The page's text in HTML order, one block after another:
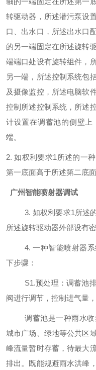
转驱动器，所述潜污泵设
口、出水口，所述出水口
的另一端固定在所述旋转
端端口处设有旋转组件，
另一端，所述控制系统包
及摄像监控，所述电脑软
控制所述控制系统，所述
计设置在调蓄池的侧壁上
端。
2.如权利要求1所述的一
第一底面高于所述第二底面
广州智能喷射器调试
3.如权利要求1所述
所述旋转驱动器外部设有
4.一种智能喷射器
下步骤：
S1.预处理：调蓄池
阀进行调节，控制进气量
调蓄池是一种雨水
城市广场、绿地等公共区
峰流量暂时存蓄，待最大
排出。既能规避雨水洪峰